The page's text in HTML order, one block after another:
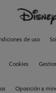
de uso
Cookies
Oposición a